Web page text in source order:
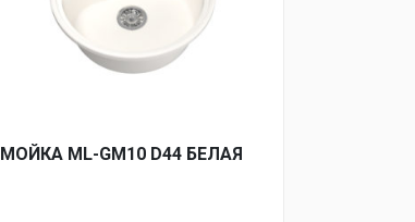
МОЙКA ML-GM10 D44 БЕЛАЯ